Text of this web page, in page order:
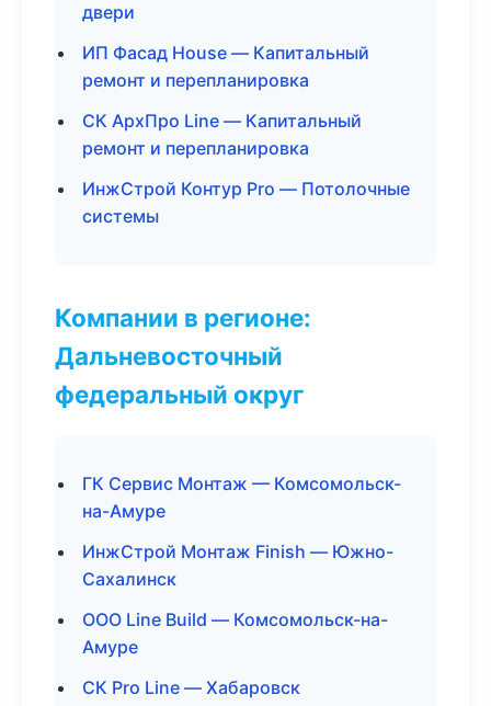
двери
ИП Фасад House — Капитальный
ремонт и перепланировка
СК АрхПро Line — Капитальный
ремонт и перепланировка
ИнжСтрой Контур Pro — Потолочные
системы
Компании в регионе:
Дальневосточный
федеральный округ
ГК Сервис Монтаж — Комсомольск-
на-Амуре
ИнжСтрой Монтаж Finish — Южно-
Сахалинск
ООО Line Build — Комсомольск-на-
Амуре
СК Pro Line — Хабаровск